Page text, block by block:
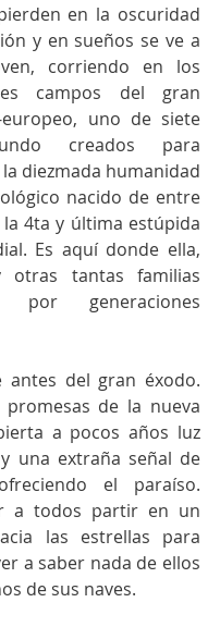
en la oscuridad
y en sueños se ve a
corriendo en los
campos del gran
uno de siete
creados para
diezmada humanidad
nacido de entre
4ta y última estúpida
Es aquí donde ella,
otras tantas familias
por generaciones
antes del gran éxodo.
de la nueva
a pocos años luz
una extraña señal de
el paraíso.
a todos partir en un
las estrellas para
a saber nada de ellos
de sus naves.